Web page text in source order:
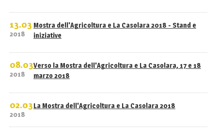
13.03
2018
Mostra dell'Agricoltura e La Casolara 2018 - Stand e
iniziative
08.03
2018
Verso la Mostra dell'Agricoltura e La Casolara, 17 e 18
marzo 2018
02.03
2018
La Mostra dell'Agricoltura e La Casolara 2018